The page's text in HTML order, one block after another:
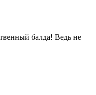
балда! Ведь не